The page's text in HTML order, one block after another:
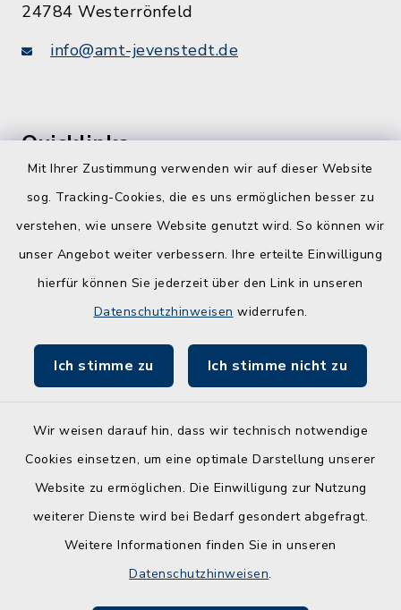
Mit Ihrer Zustimmung verwenden wir auf dieser Website
sog. Tracking-Cookies, die es uns ermöglichen besser zu
verstehen, wie unsere Website genutzt wird. So können wir
unser Angebot weiter verbessern. Ihre erteilte Einwilligung
hierfür können Sie jederzeit über den Link in unseren
Datenschutzhinweisen widerrufen.
Ich stimme zu Ich stimme nicht zu
Wir weisen darauf hin, dass wir technisch notwendige
Cookies einsetzen, um eine optimale Darstellung unserer
Website zu ermöglichen. Die Einwilligung zur Nutzung
weiterer Dienste wird bei Bedarf gesondert abgefragt.
Weitere Informationen finden Sie in unseren
Datenschutzhinweisen.
24784 Westerrönfeld
info@amt-jevenstedt.de
Quicklinks
Schule am Ochsenweg
ZBmSH
Entwicklungsagentur für den Lebens- und
Kontakt
Leichte Sprache